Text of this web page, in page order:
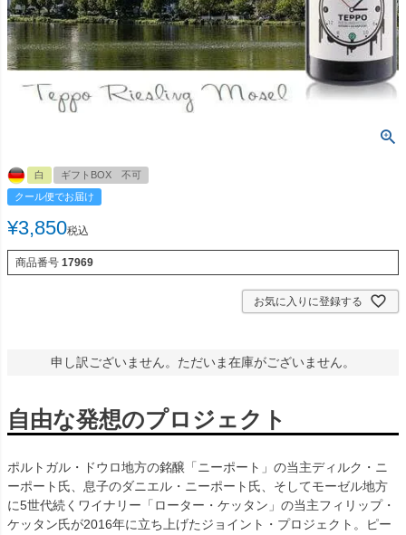
白
ギフトBOX 不可
クール便でお届け
¥3,850税込
商品番号 17969
お気に入りに登録する
申し訳ございません。ただいま在庫がございません。
自由な発想のプロジェクト
ポルトガル・ドウロ地方の銘醸「ニーポート」の当主ディルク・ニ
ーポート氏、息子のダニエル・ニーポート氏、そしてモーゼル地方
に5世代続くワイナリー「ローター・ケッタン」の当主フィリップ・
ケッタン氏が2016年に立ち上げたジョイント・プロジェクト。ピー